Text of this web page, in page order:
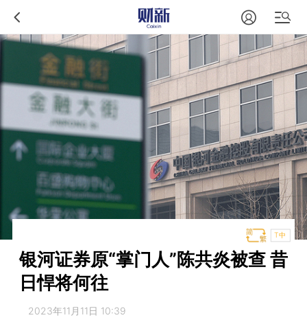
T中
银河证券原“掌门人”陈共炎被查 昔
日悍将何往
2023年11月11日 10:39